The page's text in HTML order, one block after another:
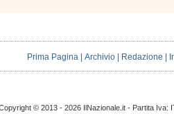
Prima Pagina |Archivio | Redazione |
© 2013 - 2026 IlNazionale.it - Partita Iva: